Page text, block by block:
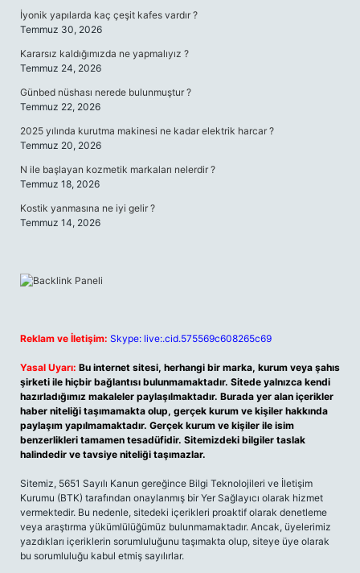
İyonik yapılarda kaç çeşit kafes vardır ?
Temmuz 30, 2026
Kararsız kaldığımızda ne yapmalıyız ?
Temmuz 24, 2026
Günbed nüshası nerede bulunmuştur ?
Temmuz 22, 2026
2025 yılında kurutma makinesi ne kadar elektrik harcar ?
Temmuz 20, 2026
N ile başlayan kozmetik markaları nelerdir ?
Temmuz 18, 2026
Kostik yanmasına ne iyi gelir ?
Temmuz 14, 2026
Reklam ve İletişim: Skype: live:.cid.575569c608265c69
Yasal Uyarı: Bu internet sitesi, herhangi bir marka, kurum veya şahıs
şirketi ile hiçbir bağlantısı bulunmamaktadır. Sitede yalnızca kendi
hazırladığımız makaleler paylaşılmaktadır. Burada yer alan içerikler
haber niteliği taşımamakta olup, gerçek kurum ve kişiler hakkında
paylaşım yapılmamaktadır. Gerçek kurum ve kişiler ile isim
benzerlikleri tamamen tesadüfidir. Sitemizdeki bilgiler taslak
halindedir ve tavsiye niteliği taşımazlar.
Sitemiz, 5651 Sayılı Kanun gereğince Bilgi Teknolojileri ve İletişim
Kurumu (BTK) tarafından onaylanmış bir Yer Sağlayıcı olarak hizmet
vermektedir. Bu nedenle, sitedeki içerikleri proaktif olarak denetleme
veya araştırma yükümlülüğümüz bulunmamaktadır. Ancak, üyelerimiz
yazdıkları içeriklerin sorumluluğunu taşımakta olup, siteye üye olarak
bu sorumluluğu kabul etmiş sayılırlar.